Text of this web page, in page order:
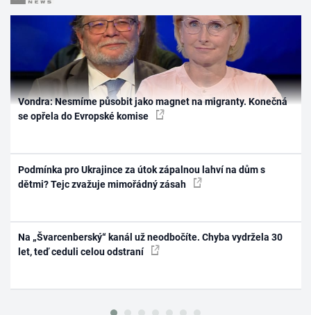
Vondra: Nesmíme působit jako magnet na migranty. Konečná
se opřela do Evropské komise
Podmínka pro Ukrajince za útok zápalnou lahví na dům s
dětmi? Tejc zvažuje mimořádný zásah
Na „Švarcenberský“ kanál už neodbočíte. Chyba vydržela 30
let, teď ceduli celou odstraní